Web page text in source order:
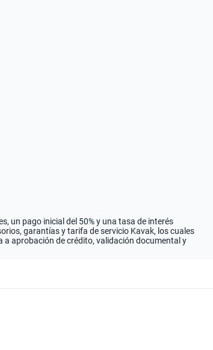
un pago inicial del 50% y una tasa de interés
garantías y tarifa de servicio Kavak, los cuales
aprobación de crédito, validación documental y